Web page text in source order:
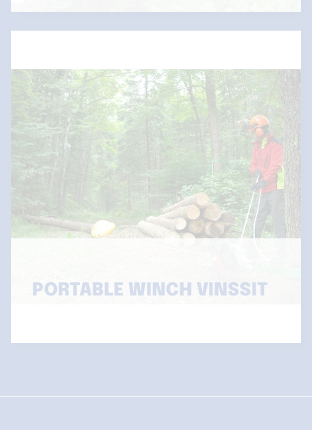
PORTABLE WINCH VINSSIT